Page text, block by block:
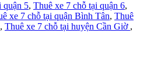
quận 5, Thuê xe 7 chỗ tại quận 6,
xe 7 chỗ tại quận Bình Tân, Thuê
, Thuê xe 7 chỗ tại huyện Cần Giờ ,